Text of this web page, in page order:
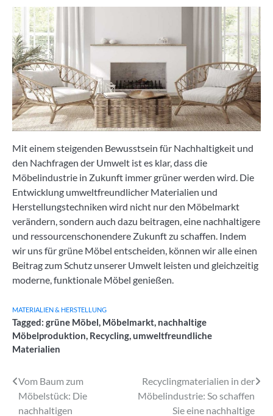
Mit einem steigenden Bewusstsein für Nachhaltigkeit und
den Nachfragen der Umwelt ist es klar, dass die
Möbelindustrie in Zukunft immer grüner werden wird. Die
Entwicklung umweltfreundlicher Materialien und
Herstellungstechniken wird nicht nur den Möbelmarkt
verändern, sondern auch dazu beitragen, eine nachhaltigere
und ressourcenschonendere Zukunft zu schaffen. Indem
wir uns für grüne Möbel entscheiden, können wir alle einen
Beitrag zum Schutz unserer Umwelt leisten und gleichzeitig
moderne, funktionale Möbel genießen.
MATERIALIEN & HERSTELLUNG
Tagged: grüne Möbel, Möbelmarkt, nachhaltige
Möbelproduktion, Recycling,umweltfreundliche
Materialien
Beitragsnavigation
Vom Baum zum
Möbelstück: Die
nachhaltigen
Recyclingmaterialien in der
Möbelindustrie: So schaffen
Sie eine nachhaltige